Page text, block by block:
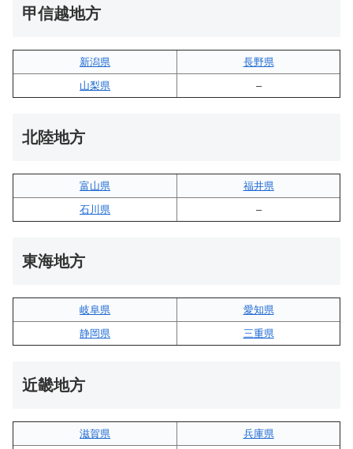
甲信越地方
新潟県
長野県
山梨県
–
北陸地方
富山県
福井県
石川県
–
東海地方
岐阜県
愛知県
静岡県
三重県
近畿地方
滋賀県
兵庫県